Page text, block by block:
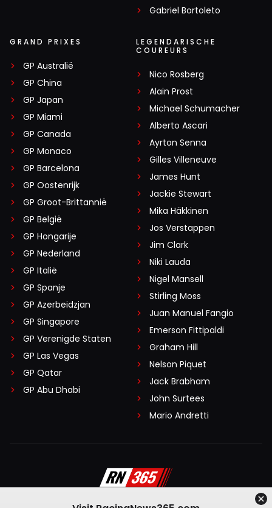
Gabriel Bortoleto
GRAND PRIXES
GP Australië
GP China
GP Japan
GP Miami
GP Canada
GP Monaco
GP Barcelona
GP Oostenrijk
GP Groot-Brittannië
GP België
GP Hongarije
GP Nederland
GP Italië
GP Spanje
GP Azerbeidzjan
GP Singapore
GP Verenigde Staten
GP Las Vegas
GP Qatar
GP Abu Dhabi
LEGENDARISCHE
COUREURS
Nico Rosberg
Alain Prost
Michael Schumacher
Alberto Ascari
Ayrton Senna
Gilles Villeneuve
James Hunt
Jackie Stewart
Mika Häkkinen
Jos Verstappen
Jim Clark
Niki Lauda
Nigel Mansell
Stirling Moss
Juan Manuel Fangio
Emerson Fittipaldi
Graham Hill
Nelson Piquet
Jack Brabham
John Surtees
Mario Andretti